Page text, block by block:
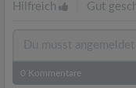
Hilfreich Gut
0 Kommentare